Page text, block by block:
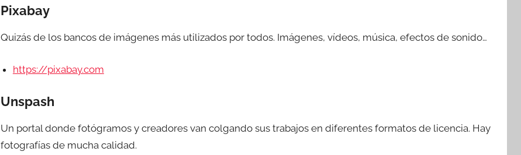
Pixabay
Quizás de los bancos de imágenes más utilizados por todos. Imágenes, vídeos, música, efectos de sonido…
https://pixabay.com
Unspash
Un portal donde fotógramos y creadores van colgando sus trabajos en diferentes formatos de licencia. Hay
fotografías de mucha calidad.